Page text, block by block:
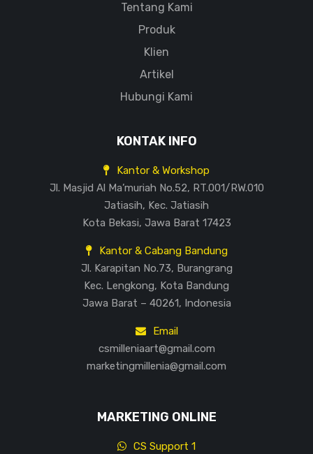
Tentang Kami
Produk
Klien
Artikel
Hubungi Kami
KONTAK INFO
Kantor & Workshop
Jl. Masjid Al Ma’muriah No.52, RT.001/RW.010
Jatiasih, Kec. Jatiasih
Kota Bekasi, Jawa Barat 17423
Kantor & Cabang Bandung
Jl. Karapitan No.73, Burangrang
Kec. Lengkong, Kota Bandung
Jawa Barat – 40261, Indonesia
Email
csmilleniaart@gmail.com
marketingmillenia@gmail.com
MARKETING ONLINE
CS Support 1